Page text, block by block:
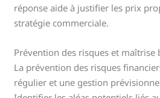
réponse aide à justifier les prix
stratégie commerciale.
Prévention des risques et maîtrise
La prévention des risques
régulier et une gestion